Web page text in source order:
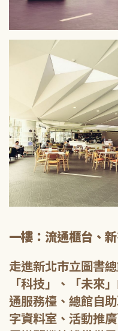
一樓：流通櫃台、
走進新北市立圖書
「科技」、「未來
通服務檯、總館自
字資料室、活動推